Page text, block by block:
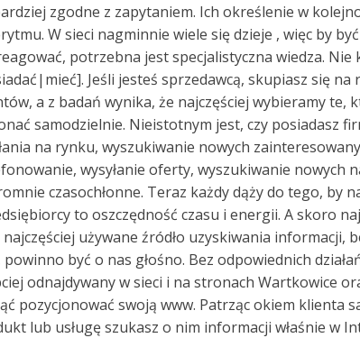
zgodne z zapytaniem. Ich określenie w
W sieci nagminnie wiele się dzieje , więc by
potrzebna jest specjalistyczna wiedza. Nie
Jeśli jesteś sprzedawcą, skupiasz się
a z badań wynika, że najczęściej wybieramy
samodzielnie. Nieistotnym jest, czy posiadasz
na rynku, wyszukiwanie nowych
wysyłanie oferty, wyszukiwanie nowych
czasochłonne. Teraz każdy dąży do tego, by
to oszczędność czasu i energii. A skoro
używane źródło uzyskiwania informacji,
być o nas głośno. Bez odpowiednich
odnajdywany w sieci i na stronach Wartkowice
pozycjonować swoją www. Patrząc okiem klienta
lub usługę szukasz o nim informacji właśnie w